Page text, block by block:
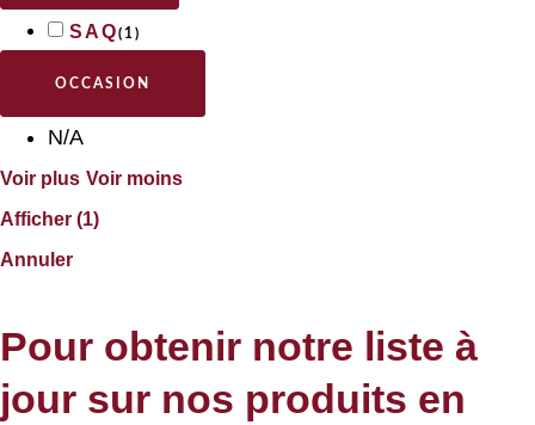
SAQ( 1 )
OCCASION
N/A
Voir plus Voir moins
Afficher (1)
Annuler
Pour obtenir notre liste à
jour sur nos produits en